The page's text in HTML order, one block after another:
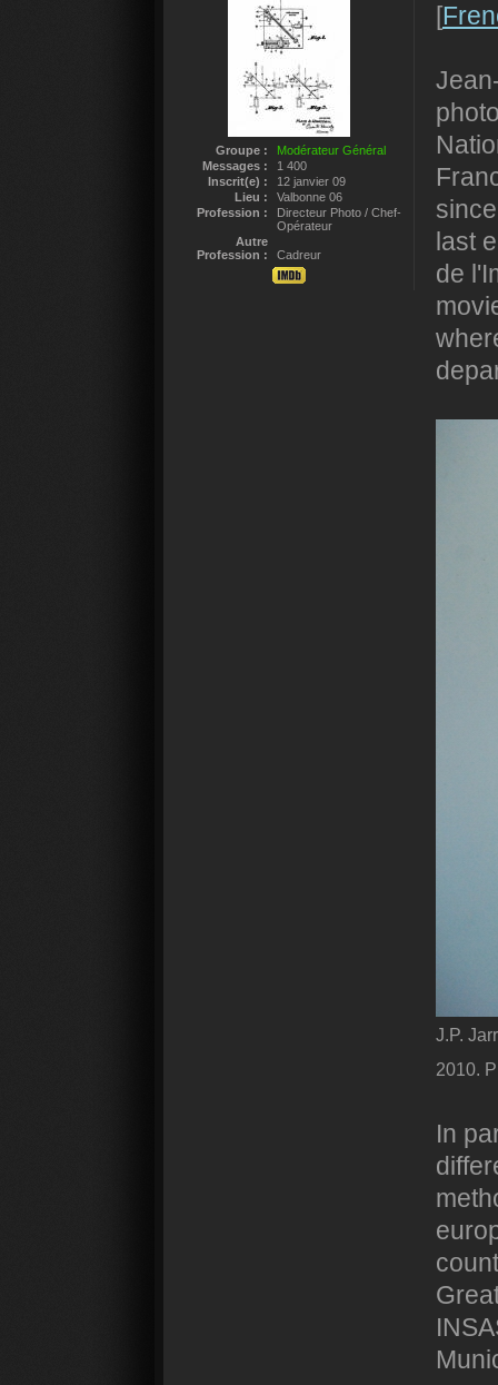
Groupe :
Modérateur Général
Messages :
1 400
Inscrit(e) :
12 janvier 09
Lieu :
Valbonne 06
Profession :
Directeur Photo / Chef-
Opérateur
Autre
Profession :
Cadreur
[
last
de
J.P.
2010.
In